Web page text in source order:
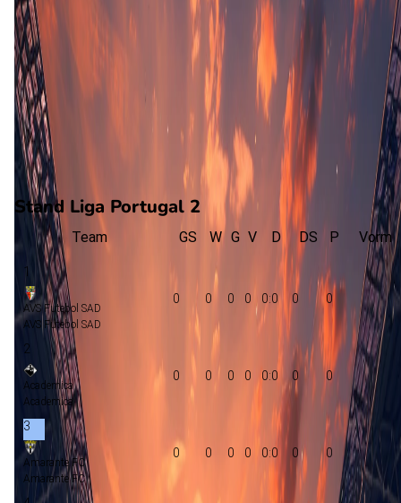
-
Tondela
Tondela
0aantal goals
0gewonnen
0verloren
vorm
Stand Liga Portugal 2
Team GS W G V D DS P Vorm
1
AVS Futebol SAD
AVS Futebol SAD
0 0 0 0 0:0 0 0
2
Academica
Academica
0 0 0 0 0:0 0 0
3
Amarante FC
Amarante FC
0 0 0 0 0:0 0 0